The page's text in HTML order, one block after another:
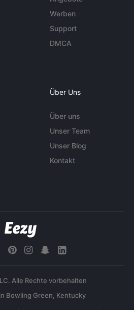
Werben
Support
DMCA
Über Uns
Über uns
Unser Team
Unser Blog
Kontakt
Alle Rechte vorbehalten